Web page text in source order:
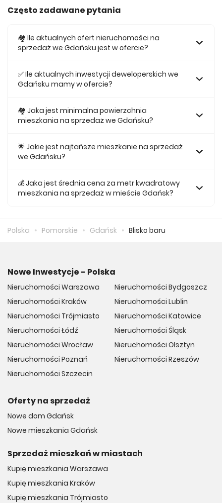
Często zadawane pytania
🏘️ Ile aktualnych ofert nieruchomości na
sprzedaż we Gdańsku jest w ofercie?
we Gdańsku.
✅ Ile aktualnych inwestycji deweloperskich we
Gdańsku mamy w ofercie?
deweloperskich we Gdańsku.
🏘 Jaka jest minimalna powierzchnia
mieszkania na sprzedaż we Gdańsku?
Gdańsku jest 26,26.
🌟 Jakie jest najtańsze mieszkanie na sprzedaż
we Gdańsku?
ofercie kosztuje 375 000 zł.
💰 Jaka jest średnia cena za metr kwadratowy
mieszkania na sprzedaż w mieście Gdańsk?
Polska Pomorskie Gdańsk Blisko baru
Nowe Inwestycje - Polska
Nieruchomości Warszawa
Nieruchomości Kraków
Nieruchomości Trójmiasto
Nieruchomości Łódź
Nieruchomości Wrocław
Nieruchomości Poznań
Nieruchomości Szczecin
Nieruchomości Bydgoszcz
Nieruchomości Lublin
Nieruchomości Katowice
Nieruchomości Śląsk
Nieruchomości Olsztyn
Nieruchomości Rzeszów
Oferty na sprzedaż
Nowe dom Gdańsk
Nowe mieszkania Gdańsk
Sprzedaż mieszkań w miastach
Kupię mieszkania Warszawa
Kupię mieszkania Kraków
Kupię mieszkania Trójmiasto